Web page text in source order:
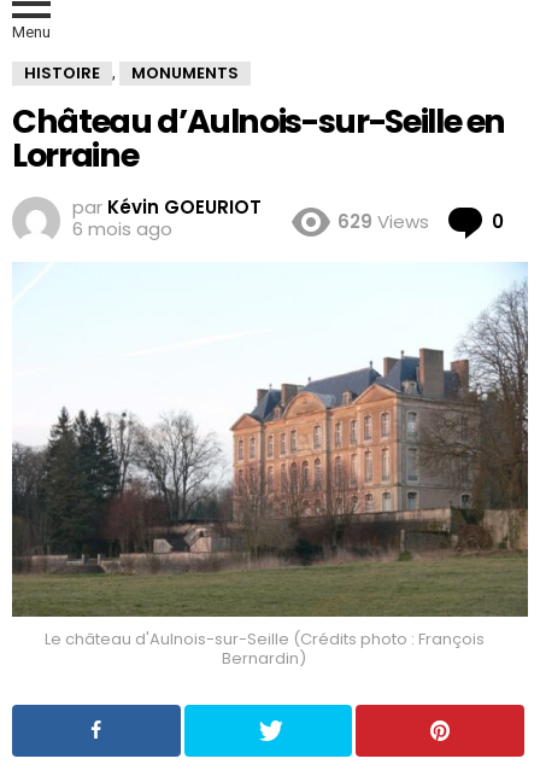
Menu
HISTOIRE , MONUMENTS
Château d’Aulnois-sur-Seille en
Lorraine
par Kévin GOEURIOT
6 mois ago
629 Views 0
Le château d'Aulnois-sur-Seille (Crédits photo : François
Bernardin)